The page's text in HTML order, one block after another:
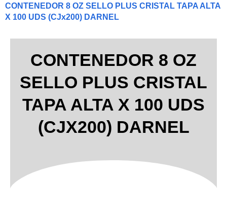
CONTENEDOR 8 OZ SELLO PLUS CRISTAL TAPA ALTA
X 100 UDS (CJx200) DARNEL
CONTENEDOR 8 OZ
SELLO PLUS CRISTAL
TAPA ALTA X 100 UDS
(CJX200) DARNEL